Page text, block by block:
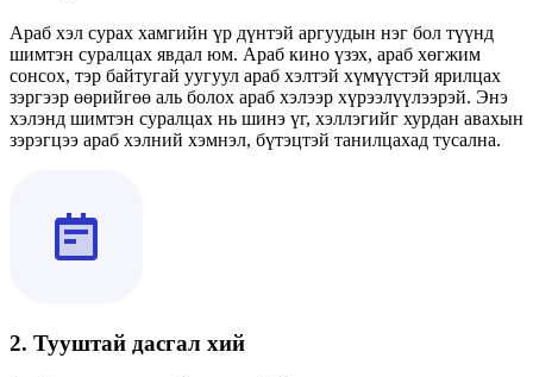
Араб хэл сурах хамгийн үр дүнтэй аргуудын нэг бол түүнд
шимтэн суралцах явдал юм. Араб кино үзэх, араб хөгжим
сонсох, тэр байтугай уугуул араб хэлтэй хүмүүстэй ярилцах
зэргээр өөрийгөө аль болох араб хэлээр хүрээлүүлээрэй. Энэ
хэлэнд шимтэн суралцах нь шинэ үг, хэллэгийг хурдан авахын
зэрэгцээ араб хэлний хэмнэл, бүтэцтэй танилцахад тусална.
2. Тууштай дасгал хий